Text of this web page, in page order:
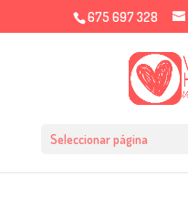
675 697 328
Seleccionar página